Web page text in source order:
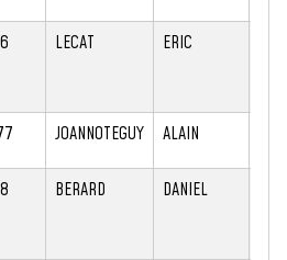
LECAT ERIC
JOANNOTEGUY ALAIN
BERARD DANIEL